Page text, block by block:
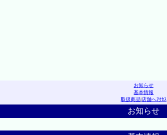
お知らせ
基本情報
取扱商品|店舗へｱｸｾｽ
お知らせ